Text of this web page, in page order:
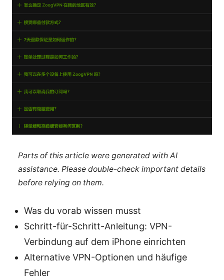
Parts of this article were generated with AI
assistance. Please double-check important details
before relying on them.
Was du vorab wissen musst
Schritt-für-Schritt-Anleitung: VPN-
Verbindung auf dem iPhone einrichten
Alternative VPN-Optionen und häufige
Fehler